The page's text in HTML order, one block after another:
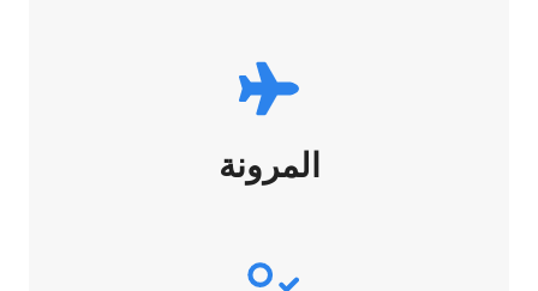
المرونة